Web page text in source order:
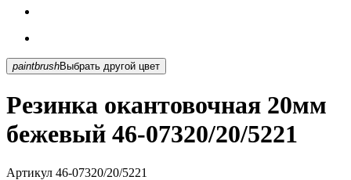
paintbrush Выбрать другой цвет
Резинка окантовочная 20мм
бежевый 46-07320/20/5221
Артикул 46-07320/20/5221